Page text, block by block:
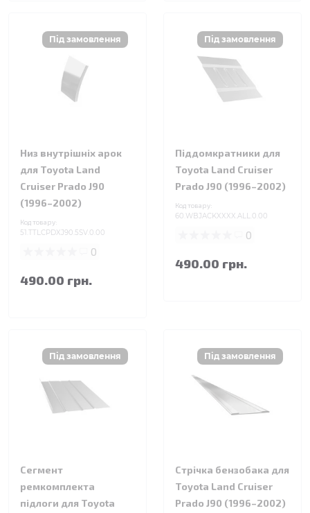
Низ внутрішніх арок
для Toyota Land
Cruiser Prado J90
(1996–2002)
Код товару:
51.TTLCPDXJ90.5SV.0.00
0
490.00 грн.
Піддомкратники для
Toyota Land Cruiser
Prado J90 (1996–2002)
Код товару:
60.WBJACKXXXX.ALL.0.00
0
490.00 грн.
Сегмент
ремкомплекта
підлоги для Toyota
Стрічка бензобака для
Toyota Land Cruiser
Prado J90 (1996–2002)